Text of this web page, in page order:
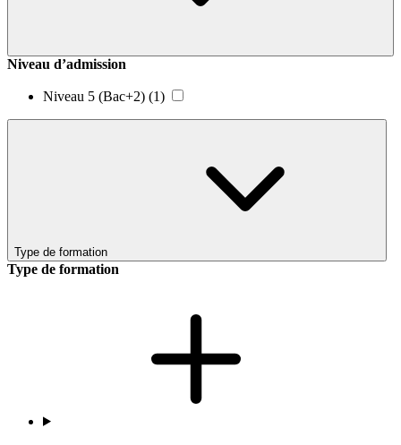
Niveau d’admission
Niveau 5 (Bac+2) (1)
Type de formation
Type de formation